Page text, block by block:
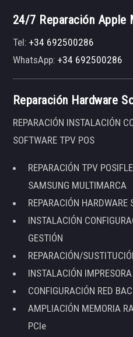
24/7 Reparación Apple
Tel:+34 692500286
WhatsApp:+34 692500286
Reparación Hardware
REPARACIÓN INSTALACIÓN
SOFTWARE TPV POS
REPARACIÓN TPV
SAMSUNG MULTIMARCA
REPARACIÓN HARDWARE
INSTALACIÓN
GESTIÓN
REPARACIÓN/
INSTALACIÓN
CONFIGURACIÓN RED
AMPLIACIÓN MEMORIA
PCIe